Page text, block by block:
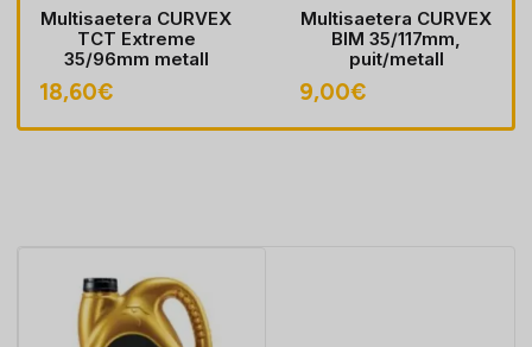
Multisaetera CURVEX
TCT Extreme
35/96mm metall
18,60€
Multisaetera CURVEX
BIM 35/117mm,
puit/metall
9,00€